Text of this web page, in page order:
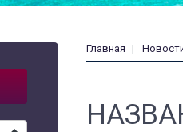
Главная